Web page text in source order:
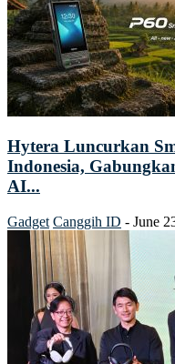
Hytera Luncurkan
Indonesia,
AI...
Gadget Canggih ID - June